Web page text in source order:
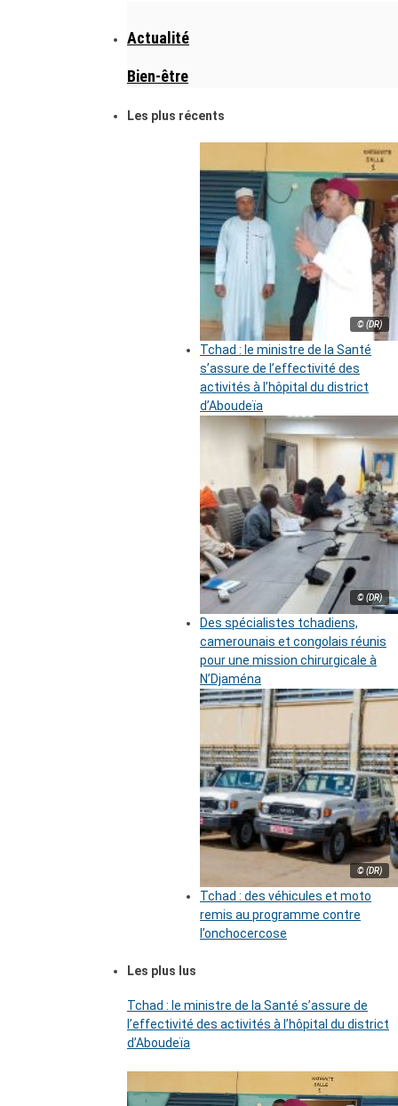
Actualité
Bien-être
Les plus récents
© (DR)
Tchad : le ministre de la Santé
s’assure de l’effectivité des
activités à l’hôpital du district
d’Aboudeïa
© (DR)
Des spécialistes tchadiens,
camerounais et congolais réunis
pour une mission chirurgicale à
N’Djaména
© (DR)
Tchad : des véhicules et moto
remis au programme contre
l’onchocercose
Les plus lus
Tchad : le ministre de la Santé s’assure de
l’effectivité des activités à l’hôpital du district
d’Aboudeïa